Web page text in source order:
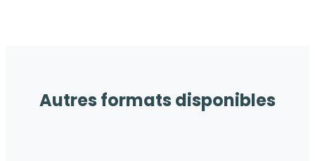
Autres formats disponibles